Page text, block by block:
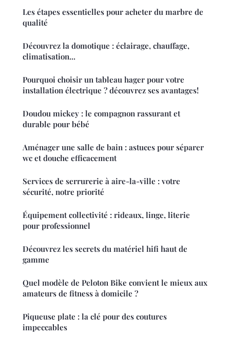
Les étapes essentielles pour acheter du marbre de
qualité
Découvrez la domotique : éclairage, chauffage,
climatisation...
Pourquoi choisir un tableau hager pour votre
installation électrique ? découvrez ses avantages!
Doudou mickey : le compagnon rassurant et
durable pour bébé
Aménager une salle de bain : astuces pour séparer
wc et douche efficacement
Services de serrurerie à aire-la-ville : votre
sécurité, notre priorité
Équipement collectivité : rideaux, linge, literie
pour professionnel
Découvrez les secrets du matériel hifi haut de
gamme
Quel modèle de Peloton Bike convient le mieux aux
amateurs de fitness à domicile ?
Piqueuse plate : la clé pour des coutures
impeccables